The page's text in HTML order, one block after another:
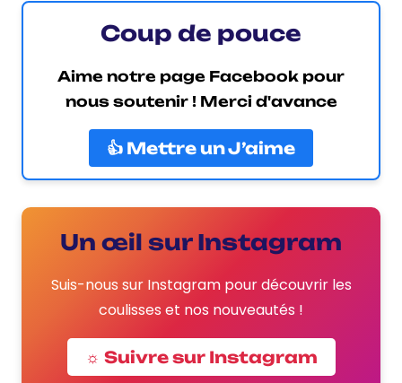
Coup de pouce
Aime notre page Facebook pour
nous soutenir ! Merci d'avance
👍 Mettre un J’aime
Un œil sur Instagram
Suis-nous sur Instagram pour découvrir les
coulisses et nos nouveautés !
☼ Suivre sur Instagram